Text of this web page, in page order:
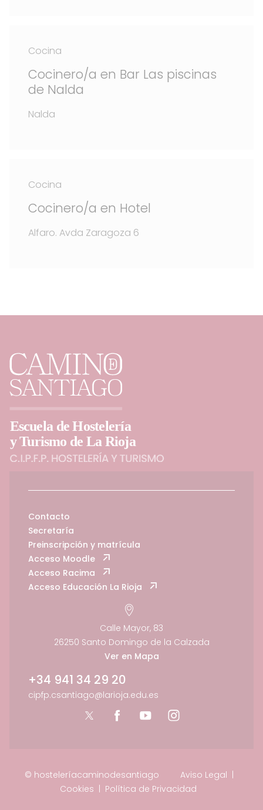
Cocina
Cocinero/a en Bar Las piscinas
de Nalda
Nalda
Cocina
Cocinero/a en Hotel
Alfaro. Avda Zaragoza 6
Contacto
Secretaría
Preinscripción y matrícula
Acceso Moodle
Acceso Racima
Acceso Educación La Rioja
Calle Mayor, 83
26250 Santo Domingo de la Calzada
Ver en Mapa
+34 941 34 29 20
cipfp.csantiago@larioja.edu.es
© hosteleríacaminodesantiago Aviso Legal |
Cookies | Política de Privacidad